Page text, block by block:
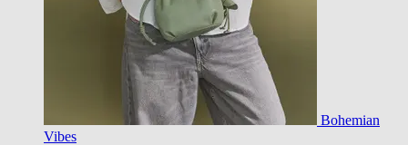
Bohemian
Vibes